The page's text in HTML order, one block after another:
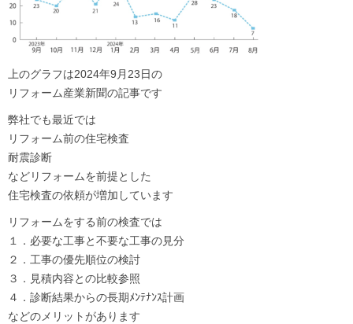
上のグラフは2024年9月23日の
リフォーム産業新聞の記事です
弊社でも最近では
リフォーム前の住宅検査
耐震診断
などリフォームを前提とした
住宅検査の依頼が増加しています
リフォームをする前の検査では
１．必要な工事と不要な工事の見分
２．工事の優先順位の検討
３．見積内容との比較参照
４．診断結果からの長期ﾒﾝﾃﾅﾝｽ計画
などのメリットがあります